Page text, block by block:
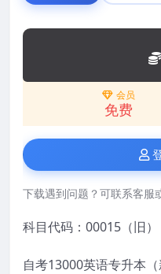
会员
免费
下载遇到问题？可联系客服
科目代码：00015（旧）
自考13000英语专升本（